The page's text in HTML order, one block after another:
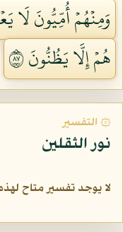
وَمِنۡهُمۡ أُمِّيُّونَ لَا
هُمۡ إِلَّا يَظُنُّونَ ٧٨
۞ التفسير
نور الثقلين
لا يوجد تفسير متاح